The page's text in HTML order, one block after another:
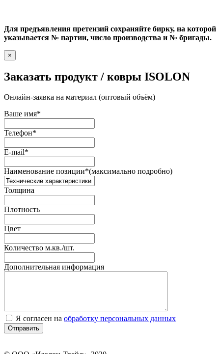
Для предъявления претензий сохраняйте бирку, на которой
указывается № партии, число производства и № бригады.
×
Заказать продукт / ковры ISOLON
Онлайн-заявка на материал (оптовый объём)
Ваше имя*
Телефон*
E-mail*
Наименование позиции*(максимально подробно)
Толщина
Плотность
Цвет
Количество м.кв./шт.
Дополнительная информация
Я согласен на обработку персональных данных